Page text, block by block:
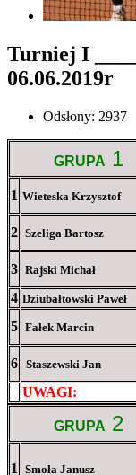
Turniej I
06.06.2019r
Odsłony: 2937
GRUPA 1
1 Wieteska Krzysztof
2 Szeliga Bartosz
3 Rajski Michał
4 Dziubałtowski Paweł
5 Fałek Marcin
6 Staszewski Jan
UWAGI:
GRUPA 2
1 Smoła Janusz